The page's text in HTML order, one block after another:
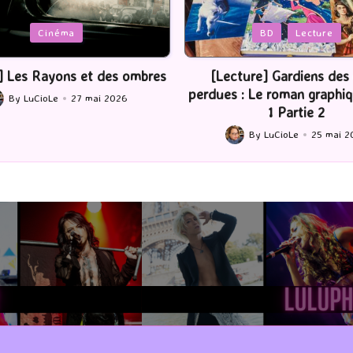
BD Lecture
Gardiens des cités
: Le roman graphique Tome
Posted
in
Serie Tv USA
[Série TV] The Madison :
by
By LuCioLe 22 mai